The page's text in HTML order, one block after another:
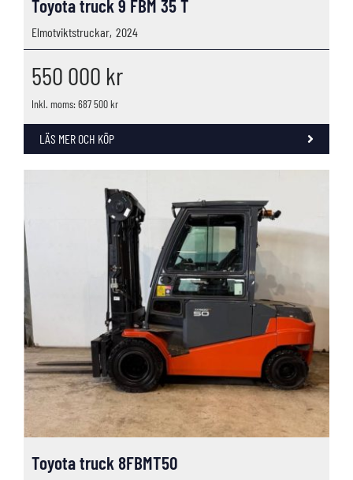
Toyota truck 9 FBM 35 T
Elmotviktstruckar, 2024
550 000 kr
Inkl. moms: 687 500 kr
LÄS MER OCH KÖP
Toyota truck 8FBMT50